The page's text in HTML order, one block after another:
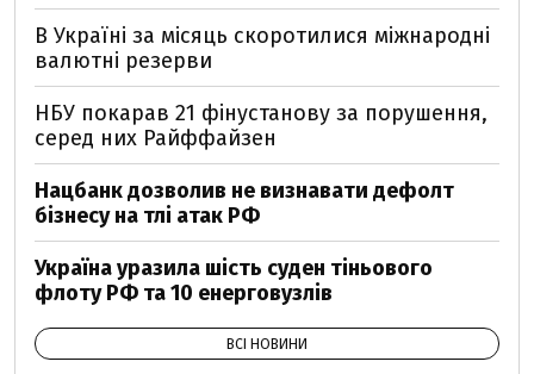
В Україні за місяць скоротилися міжнародні
валютні резерви
НБУ покарав 21 фінустанову за порушення,
серед них Райффайзен
Нацбанк дозволив не визнавати дефолт
бізнесу на тлі атак РФ
Україна уразила шість суден тіньового
флоту РФ та 10 енерговузлів
ВСІ НОВИНИ